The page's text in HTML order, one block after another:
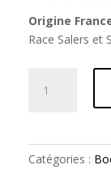
Origine
Race Salers et
Catégories :